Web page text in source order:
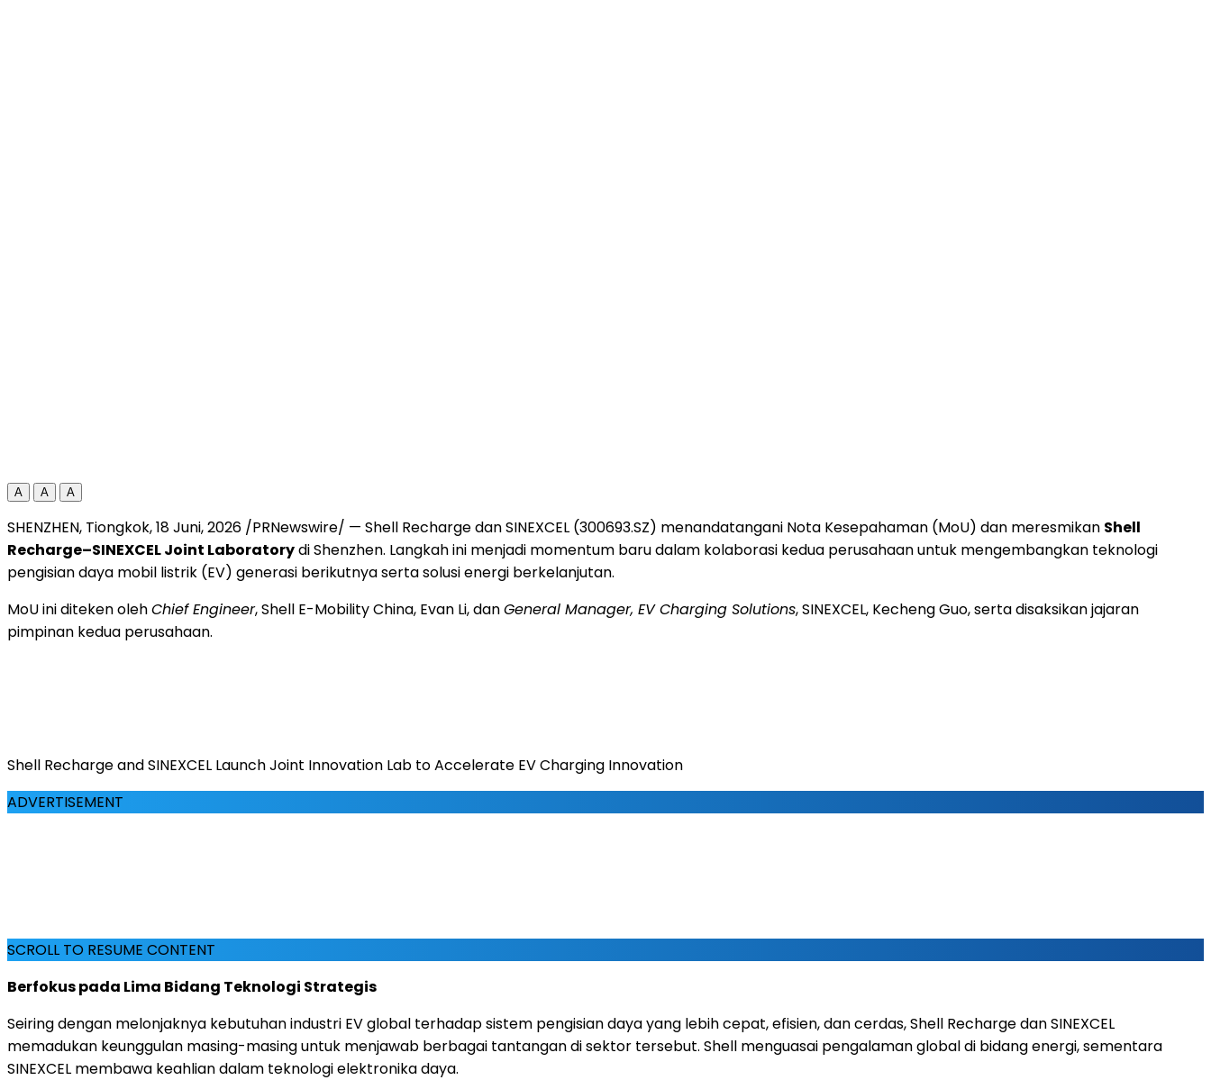
A A A
SHENZHEN, Tiongkok,18 Juni, 2026 /PRNewswire/ — Shell Recharge dan SINEXCEL (300693.SZ) menandatangani Nota Kesepahaman (MoU) dan meresmikan Shell
Recharge–SINEXCEL Joint Laboratorydi Shenzhen. Langkah ini menjadi momentum baru dalam kolaborasi kedua perusahaan untuk mengembangkan teknologi
pengisian daya mobil listrik (EV) generasi berikutnya serta solusi energi berkelanjutan.
MoU ini diteken olehChief Engineer, Shell E-Mobility China, Evan Li, danGeneral Manager, EV Charging Solutions, SINEXCEL, Kecheng Guo, serta disaksikan jajaran
pimpinan kedua perusahaan.
Shell Recharge and SINEXCEL Launch Joint Innovation Lab to Accelerate EV Charging Innovation
ADVERTISEMENT
SCROLL TO RESUME CONTENT
Berfokus pada Lima Bidang Teknologi Strategis
Seiring dengan melonjaknya kebutuhan industri EV global terhadap sistem pengisian daya yang lebih cepat, efisien, dan cerdas, Shell Recharge dan SINEXCEL
memadukan keunggulan masing-masing untuk menjawab berbagai tantangan di sektor tersebut. Shell menguasai pengalaman global di bidang energi, sementara
SINEXCEL membawa keahlian dalam teknologi elektronika daya.